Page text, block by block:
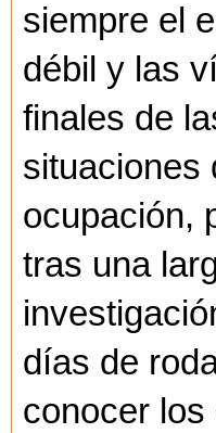
siempre el
débil y las
finales de
situaciones
ocupación,
tras una
días de
conocer los